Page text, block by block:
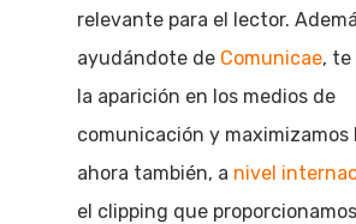
relevante para el lector.
ayudándote de Comunicae,
la aparición en los medios de
comunicación y maximizamos
ahora también, a nivel
el clipping que